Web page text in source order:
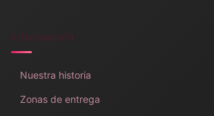
Información
Nuestra historia
Zonas de entrega